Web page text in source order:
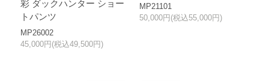
彩 ダックハンター ショー
トパンツ
MP26002
45,000円(税込49,500円)
MP21101
50,000円(税込55,000円)